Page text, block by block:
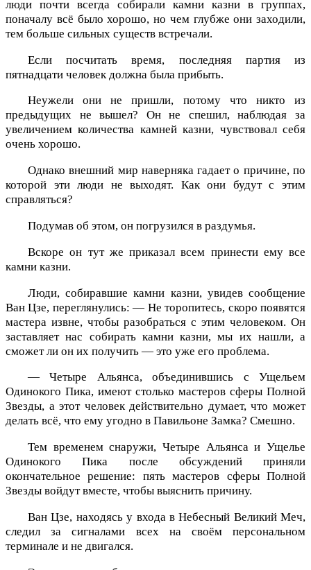
люди почти всегда собирали камни казни в группах,
поначалу всё было хорошо, но чем глубже они заходили,
тем больше сильных существ встречали.
Если посчитать время, последняя партия из
пятнадцати человек должна была прибыть.
Неужели они не пришли, потому что никто из
предыдущих не вышел? Он не спешил, наблюдая за
увеличением количества камней казни, чувствовал себя
очень хорошо.
Однако внешний мир наверняка гадает о причине, по
которой эти люди не выходят. Как они будут с этим
справляться?
Подумав об этом, он погрузился в раздумья.
Вскоре он тут же приказал всем принести ему все
камни казни.
Люди, собиравшие камни казни, увидев сообщение
Ван Цзе, переглянулись: — Не торопитесь, скоро появятся
мастера извне, чтобы разобраться с этим человеком. Он
заставляет нас собирать камни казни, мы их нашли, а
сможет ли он их получить — это уже его проблема.
— Четыре Альянса, объединившись с Ущельем
Одинокого Пика, имеют столько мастеров сферы Полной
Звезды, а этот человек действительно думает, что может
делать всё, что ему угодно в Павильоне Замка? Смешно.
Тем временем снаружи, Четыре Альянса и Ущелье
Одинокого Пика после обсуждений приняли
окончательное решение: пять мастеров сферы Полной
Звезды войдут вместе, чтобы выяснить причину.
Ван Цзе, находясь у входа в Небесный Великий Меч,
следил за сигналами всех на своём персональном
терминале и не двигался.